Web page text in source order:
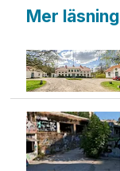
Mer läsning